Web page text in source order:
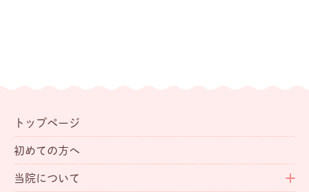
トップページ
初めての方へ
当院について